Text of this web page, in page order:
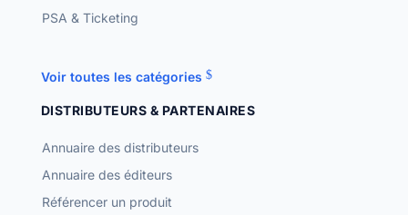
PSA & Ticketing
Voir toutes les catégories
DISTRIBUTEURS & PARTENAIRES
Annuaire des distributeurs
Annuaire des éditeurs
Référencer un produit